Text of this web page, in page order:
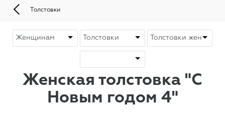
Толстовки
Женская толстовка "С
Новым годом 4"